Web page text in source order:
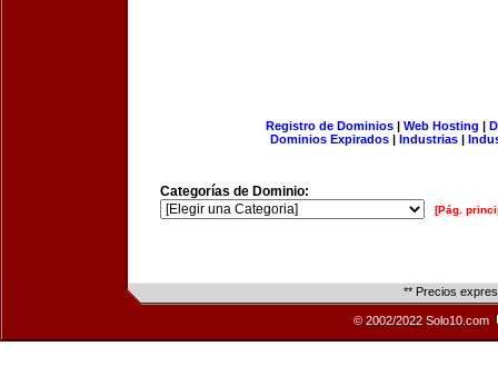
Registro de Dominios| Web Hosting |
Dominios Expirados | Industrias |
Categorías de Dominio:
[Pág.
** Precios
© 2002/2022 Solo10.com